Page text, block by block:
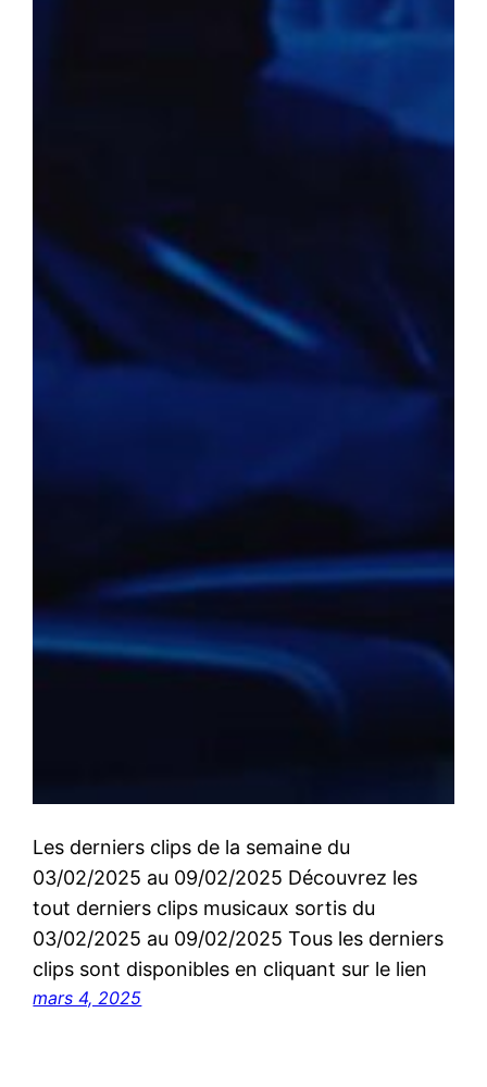
Les derniers clips de la semaine du
03/02/2025 au 09/02/2025 Découvrez les
tout derniers clips musicaux sortis du
03/02/2025 au 09/02/2025 Tous les derniers
clips sont disponibles en cliquant sur le lien
mars 4, 2025